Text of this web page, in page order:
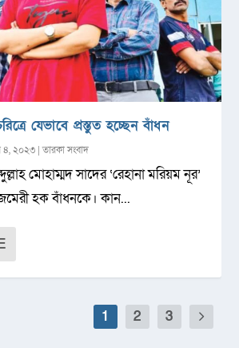
যেভাবে প্রস্তুত হচ্ছেন বাঁধন
৪, ২০২৩ |তারকা সংবাদ
মোহাম্মদ সাদের ‘রেহানা মরিয়ম নূর’
হক বাঁধনকে। কান...
1 2 3